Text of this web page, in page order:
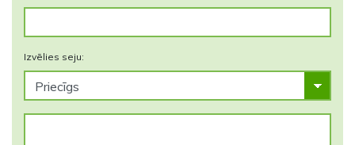
Izvēlies seju: